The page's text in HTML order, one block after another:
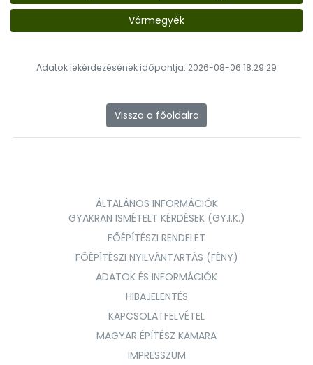
Vármegyék
Adatok lekérdezésének időpontja: 2026-08-06 18:29:29
Vissza a főoldalra
ÁLTALÁNOS INFORMÁCIÓK
GYAKRAN ISMÉTELT KÉRDÉSEK (GY.I.K.)
FŐÉPÍTÉSZI RENDELET
FŐÉPÍTÉSZI NYILVÁNTARTÁS (FÉNY)
ADATOK ÉS INFORMÁCIÓK
HIBAJELENTÉS
KAPCSOLATFELVÉTEL
MAGYAR ÉPÍTÉSZ KAMARA
IMPRESSZUM